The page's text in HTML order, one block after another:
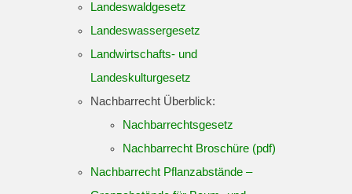
Landeswaldgesetz
Landeswassergesetz
Landwirtschafts- und
Landeskulturgesetz
Nachbarrecht Überblick:
Nachbarrechtsgesetz
Nachbarrecht Broschüre (pdf)
Nachbarrecht Pflanzabstände –